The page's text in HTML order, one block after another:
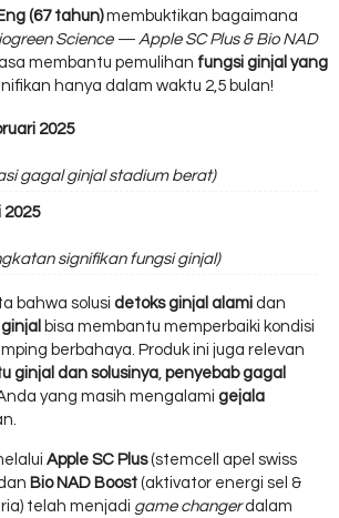
(67 tahun)membuktikan bagaimana
Science — Apple SC Plus & Bio NAD
membantu pemulihan fungsi ginjal yang
hanya dalam waktu 2,5 bulan!
2025
gagal ginjal stadium berat)
2025
signifikan fungsi ginjal)
bahwa solusi detoks ginjal alami dan
bisa membantu memperbaiki kondisi
berbahaya. Produk ini juga relevan
ginjal dan solusinya, penyebab gagal
yang masih mengalami gejala
Apple SC Plus(stemcell apel swiss
Bio NAD Boost (aktivator energi sel &
telah menjadi game changerdalam